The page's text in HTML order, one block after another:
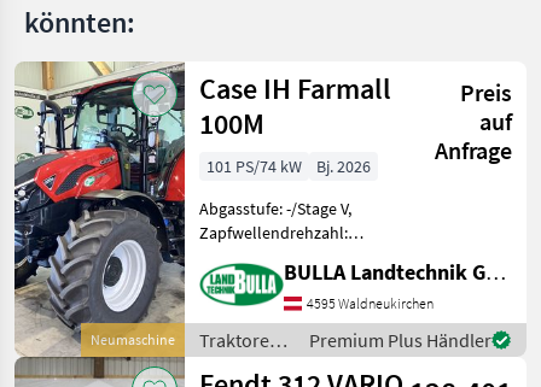
ARES
ATZ
Ares
696
RZ
Ares
697
ATZ
ARION
410
Arion
410
Standard
Arion
könnten:
Neumaschine
Case IH Farmall
100M
Preis
auf
Anfrage
101 PS/74 kW
Bj. 2026
Abgasstufe: -/Stage V,
Zapfwellendrehzahl:
Turbolader mit
Ladeluftkühlung,
Höchstgeschwindigkeit in
km/h: 40 km/h, Getriebeart
Landmaschine: L
BULLA Landtechnik GmbH
4595 Waldneukirchen
Traktoren /
Case IH
Premium Plus Händler